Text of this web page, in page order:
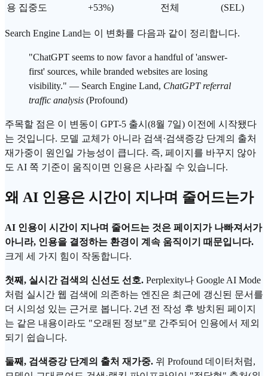
용 집중도
+53%)
전체
(SEL)
Search Engine Land는 이 변화를 다음과 같이 정리합니다.
"ChatGPT seems to now favor a handful of 'answer-
first' sources, while branded websites are losing
visibility." — Search Engine Land, ChatGPT referral
traffic analysis (Profound)
주목할 점은 이 변동이 GPT-5 출시(8월 7일) 이전에 시작됐다
는 것입니다. 모델 교체가 아니라 검색·검색증강 단계의 출처
재가중이 원인일 가능성이 큽니다. 즉, 페이지를 바꾸지 않아
도 AI 쪽 기준이 움직이면 인용은 사라질 수 있습니다.
왜 AI 인용은 시간이 지나며 줄어드는가
AI 인용이 시간이 지나며 줄어드는 것은 페이지가 나빠져서가
아니라, 인용을 결정하는 환경이 계속 움직이기 때문입니다.
크게 세 가지 힘이 작동합니다.
첫째, 실시간 검색의 신선도 선호. Perplexity나 Google AI Mode
처럼 실시간 웹 검색에 의존하는 엔진은 최근에 갱신된 문서를
더 시의성 있는 근거로 봅니다. 2년 전 작성 후 방치된 페이지
는 같은 내용이라도 "오래된 정보"로 간주되어 인용에서 제외
되기 쉽습니다.
둘째, 검색증강 단계의 출처 재가중. 위 Profound 데이터처럼,